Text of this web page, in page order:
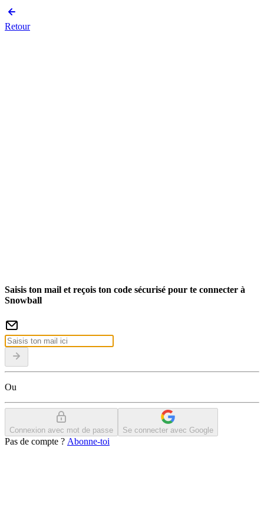
Retour
Saisis ton mail et reçois ton code sécurisé pour te connecter à
Snowball
Ou
Connexion avec mot de passe Se connecter avec Google
Pas de compte ? Abonne-toi